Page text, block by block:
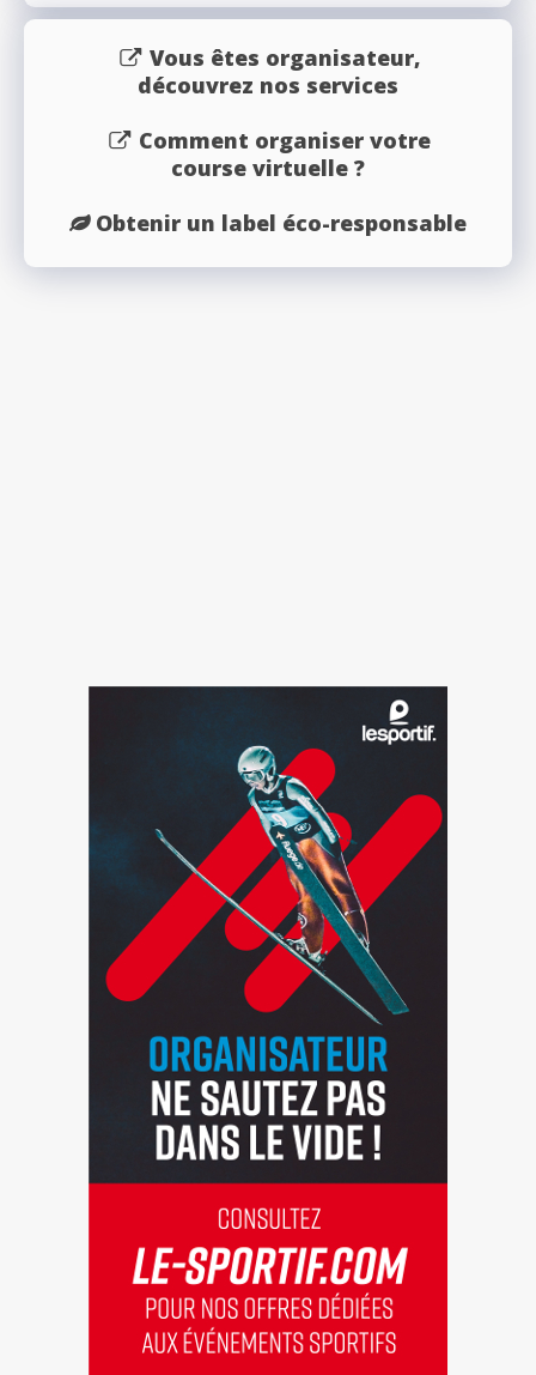
Vous êtes organisateur,
découvrez nos services
Comment organiser votre
course virtuelle ?
Obtenir un label éco-responsable